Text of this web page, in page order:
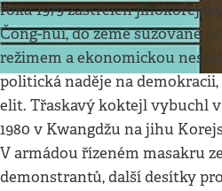
roku 1979 zastřelen
Čong-hui, do země sužované
režimem a ekonomickou
politická naděje na
elit. Třaskavý koktejl vybuchl
1980 v Kwangdžu na jihu
V armádou řízeném masakru
demonstrantů, další desítky